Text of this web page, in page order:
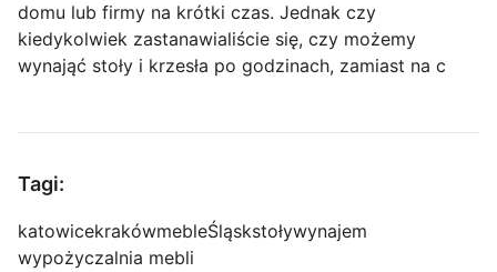
domu lub firmy na krótki czas. Jednak czy
kiedykolwiek zastanawialiście się, czy możemy
wynająć stoły i krzesła po godzinach, zamiast na c
Tagi:
katowicekrakówmebleŚląskstoływynajem
wypożyczalnia mebli